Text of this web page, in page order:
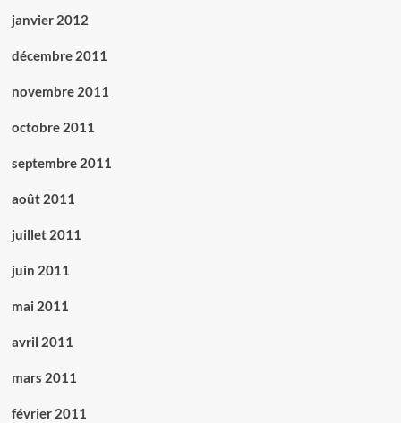
janvier 2012
décembre 2011
novembre 2011
octobre 2011
septembre 2011
août 2011
juillet 2011
juin 2011
mai 2011
avril 2011
mars 2011
février 2011